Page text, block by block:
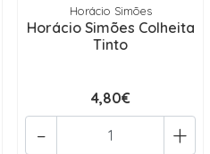
Horácio Simões
Horácio Simões Colheita
Tinto
4,80€
+
-